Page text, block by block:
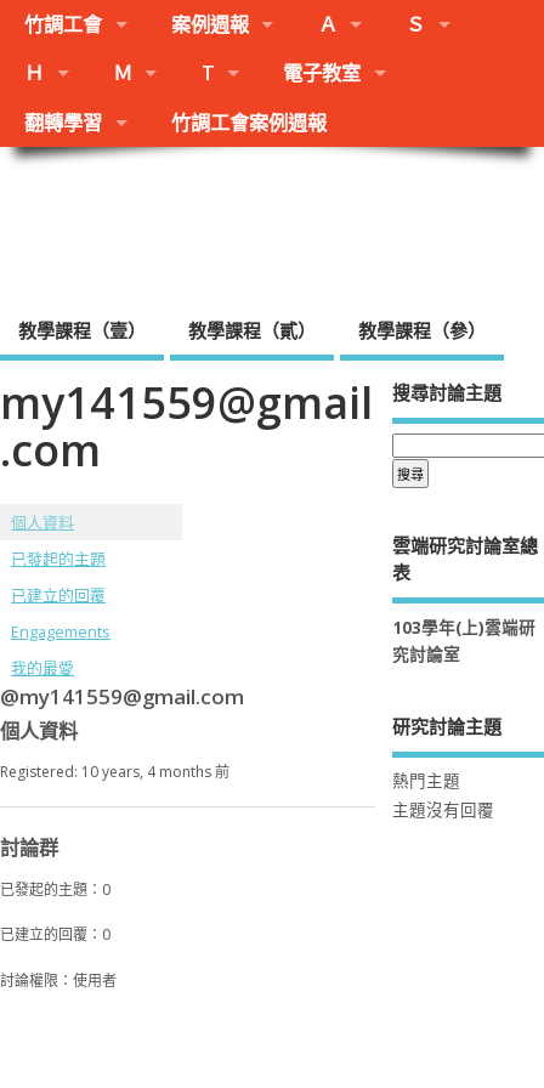
竹調工會 案例週報 Ａ
Ｓ
Ｈ
Ｍ T
電子教室
翻轉學習
竹調工會案例週報
教學課程（壹） 教學課程（貳） 教學課程（參）
my141559@gmail
.com
個人資料
已發起的主題
已建立的回覆
Engagements
我的最愛
@my141559@gmail.com
個人資料
Registered: 10 years, 4 months 前
討論群
已發起的主題：0
已建立的回覆：0
討論權限：使用者
搜尋討論主題
雲端研究討論室總
表
103學年(上)雲端研
究討論室
研究討論主題
熱門主題
主題沒有回覆